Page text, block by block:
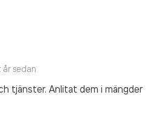
sedan
tjänster. Anlitat dem i mängder